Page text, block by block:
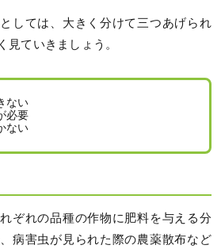
しては、大きく分けて三つあげられ
見ていきましょう。
ない
必要
ない
ぞれの品種の作物に肥料を与える分
病害虫が見られた際の農薬散布など